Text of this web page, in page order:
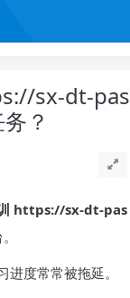
sx-dt-pas
？
训 https://sx-dt-pas
度常常被拖延。